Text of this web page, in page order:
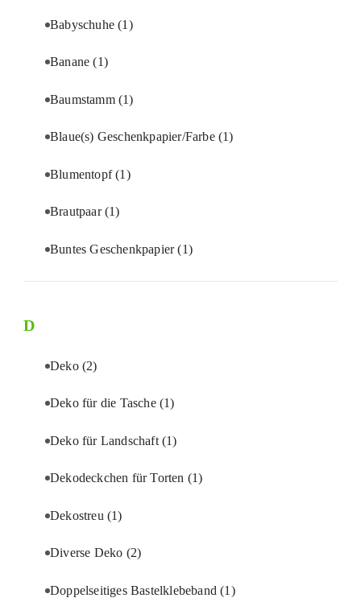
Babyschuhe(1)
Banane(1)
Baumstamm (1)
Blaue(s) Geschenkpapier/Farbe (1)
Blumentopf(1)
Brautpaar(1)
Buntes Geschenkpapier(1)
D
Deko (2)
Deko für die Tasche (1)
Deko für Landschaft (1)
Dekodeckchen für Torten (1)
Dekostreu (1)
Diverse Deko (2)
Doppelseitiges Bastelklebeband(1)